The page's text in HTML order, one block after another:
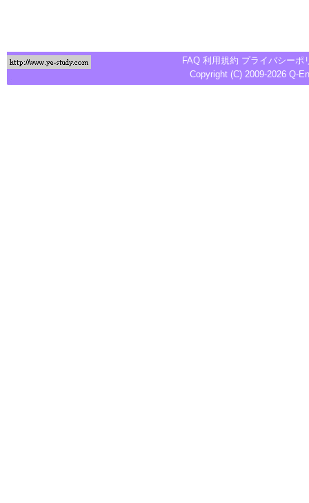
FAQ 利用規約 プライバシーポ
Copyright (C) 2009-2026 Q-